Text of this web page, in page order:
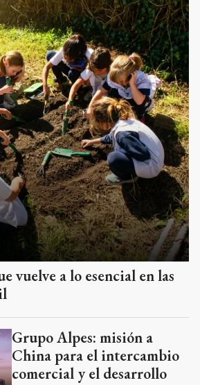
vuelve a lo esencial en las
Grupo Alpes: misión a
China para el intercambio
comercial y el desarrollo